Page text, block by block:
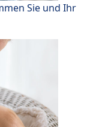
Sie und Ihr